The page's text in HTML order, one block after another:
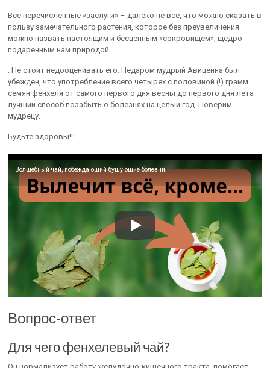
Все перечисленные «заслуги» – далеко не все, что можно сказать в
пользу замечательного растения, которое без преувеличения
можно назвать настоящим и бесценным «сокровищем», щедро
подаренным нам природой
. Не стоит недооценивать его. Недаром мудрый Авиценна был
убежден, что употребление всего четырех с половиной (!) грамм
семян фенхеля от самого первого дня весны до первого дня лета –
лучший способ позабыть о болезнях на целый год. Поверим
мудрецу.
Будьте здоровы!!!
Волшебный чай, побеждающий бушующие болезни.
Вопрос-ответ
Для чего фенхелевый чай?